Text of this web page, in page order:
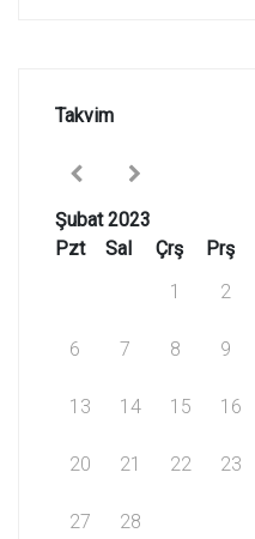
Takvim
Şubat 2023
Pzt
Sal Çrş Prş
1
2
6 7 8 9
13 14 15 16
20 21 22 23
27 28